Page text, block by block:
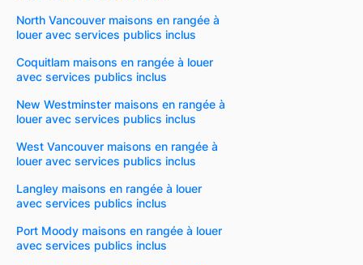
North Vancouver maisons en rangée à
louer avec services publics inclus
Coquitlam maisons en rangée à louer
avec services publics inclus
New Westminster maisons en rangée à
louer avec services publics inclus
West Vancouver maisons en rangée à
louer avec services publics inclus
Langley maisons en rangée à louer
avec services publics inclus
Port Moody maisons en rangée à louer
avec services publics inclus